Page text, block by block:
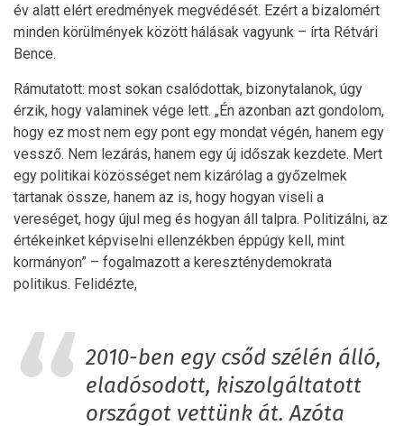
év alatt elért eredmények megvédését. Ezért a bizalomért
minden körülmények között hálásak vagyunk – írta Rétvári
Bence.
Rámutatott: most sokan csalódottak, bizonytalanok, úgy
érzik, hogy valaminek vége lett. „Én azonban azt gondolom,
hogy ez most nem egy pont egy mondat végén, hanem egy
vessző. Nem lezárás, hanem egy új időszak kezdete. Mert
egy politikai közösséget nem kizárólag a győzelmek
tartanak össze, hanem az is, hogy hogyan viseli a
vereséget, hogy újul meg és hogyan áll talpra. Politizálni, az
értékeinket képviselni ellenzékben éppúgy kell, mint
kormányon” – fogalmazott a kereszténydemokrata
politikus. Felidézte,
2010-ben egy csőd szélén álló,
eladósodott, kiszolgáltatott
országot vettünk át. Azóta